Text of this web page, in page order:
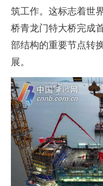
筑工作。这标志着世
桥青龙门特大桥完成
部结构的重要节点转
展。